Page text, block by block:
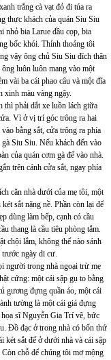
trắng cà vạt đỏ đi túa ra
thực khách của quán Siu Siu
nhỏ bia Larue đầu cọp, bia
bốc khói. Thỉnh thoảng tôi
vậy ông chủ Siu Siu đích thân
luôn luôn mang vào một
vài ba cái phao câu và một đĩa
xinh màu vàng ngậy.
thì phải dắt xe luồn lách giữa
Vì ở vị trí góc trông ra hai
bằng sắt, cửa trông ra phía
Siu Siu. Nếu khách đến vào
của quán cơm gà để vào nhà.
trên cánh cửa sắt, ngay phía
căn nhà dưới của mẹ tôi, một
sắt nặng nề. Phần còn lại để
dùng làm bếp, cạnh có cầu
thang là cầu tiêu phòng tắm.
chội lắm, không thể nào sánh
trước ngày di cư.
người trong nhà ngoại trừ mẹ
cứng: một cái sập gụ to bằng
gương đựng quần áo, một cái
tường là một cái giá đựng
họa sĩ Nguyễn Gia Trí vẽ, bức
Đồ đạc ở trong nhà có bốn thứ
két sắt để ở dưới nhà và cái sập
chỗ để chúng tôi mơ mộng